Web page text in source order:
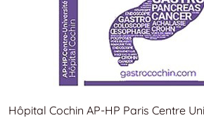
Hôpital Cochin AP-HP Paris Centre